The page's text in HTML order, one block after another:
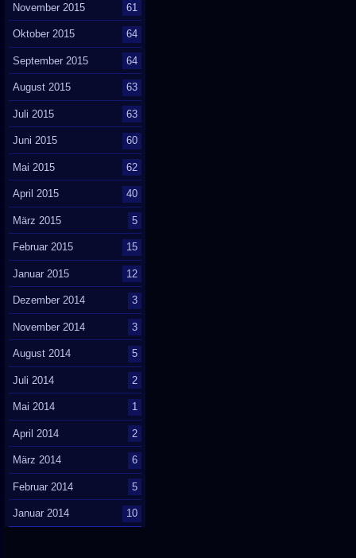
November 2015 61
Oktober 2015 64
September 2015 64
August 2015 63
Juli 2015 63
Juni 2015 60
Mai 2015 62
April 2015 40
März 2015 5
Februar 2015 15
Januar 2015 12
Dezember 2014 3
November 2014 3
August 2014 5
Juli 2014 2
Mai 2014 1
April 2014 2
März 2014 6
Februar 2014 5
Januar 2014 10